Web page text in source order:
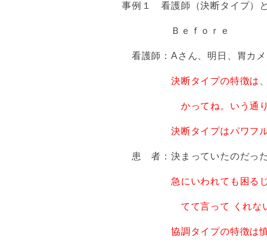
事例１ 看護師（決断タイプ）
Ｂｅｆｏｒｅ
看護師：Aさん、明日、胃カメ
決断タイプの特徴は
かってね。 いう通
決断タイプはパワフ
患 者：決まっていたのだった
急にいわれても困る
てて言って くれな
協調タイプの特徴は慎重で